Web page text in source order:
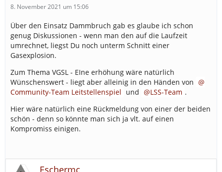
8. November 2021 um 15:06
Über den Einsatz Dammbruch gab es glaube ich schon
genug Diskussionen - wenn man den auf die Laufzeit
umrechnet, liegst Du noch unterm Schnitt einer
Gasexplosion.
Zum Thema VGSL - EIne erhöhung wäre natürlich
Wünschenswert - liegt aber alleinig in den Händen von
Community-Team Leitstellenspiel und LSS-Team .
Hier wäre natürlich eine Rückmeldung von einer der beiden
schön - denn so könnte man sich ja vlt. auf einen
Kompromiss einigen.
Eschermc